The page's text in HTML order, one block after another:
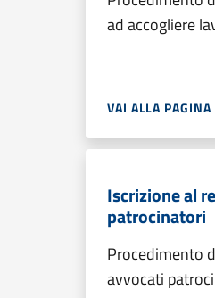
ad accogliere
VAI ALLA PAGINA
Iscrizione al
patrocinatori
Procedimento
avvocati